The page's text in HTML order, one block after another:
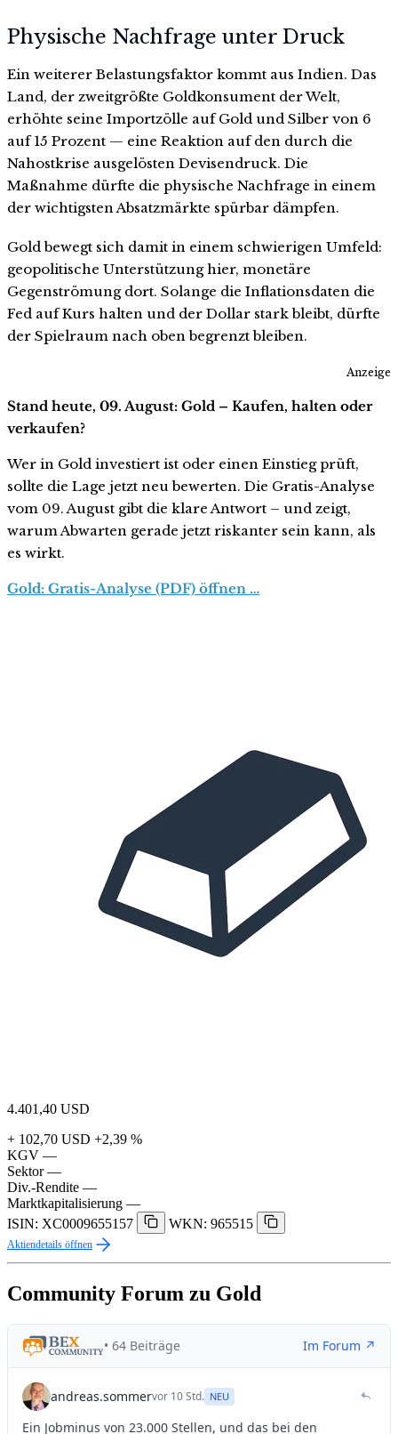
Physische Nachfrage unter Druck
Ein weiterer Belastungsfaktor kommt aus Indien. Das
Land, der zweitgrößte Goldkonsument der Welt,
erhöhte seine Importzölle auf Gold und Silber von 6
auf 15 Prozent — eine Reaktion auf den durch die
Nahostkrise ausgelösten Devisendruck. Die
Maßnahme dürfte die physische Nachfrage in einem
der wichtigsten Absatzmärkte spürbar dämpfen.
Gold bewegt sich damit in einem schwierigen Umfeld:
geopolitische Unterstützung hier, monetäre
Gegenströmung dort. Solange die Inflationsdaten die
Fed auf Kurs halten und der Dollar stark bleibt, dürfte
der Spielraum nach oben begrenzt bleiben.
Anzeige
Stand heute, 09. August: Gold – Kaufen, halten oder
verkaufen?
Wer in Gold investiert ist oder einen Einstieg prüft,
sollte die Lage jetzt neu bewerten. Die Gratis-Analyse
vom 09. August gibt die klare Antwort – und zeigt,
warum Abwarten gerade jetzt riskanter sein kann, als
es wirkt.
Gold: Gratis-Analyse (PDF) öffnen …
4.401,40 USD
+ 102,70 USD +2,39 %
KGV —
Sektor —
Div.-Rendite —
Marktkapitalisierung —
ISIN: XC0009655157
WKN: 965515
Aktiendetails öffnen
Community Forum zu Gold